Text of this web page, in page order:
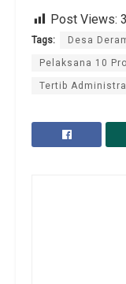
Post Views:
Tags: Desa
Pelaksana 10
Tertib